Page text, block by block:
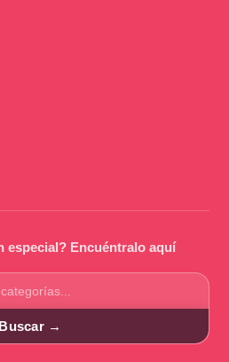
especial? Encuéntralo aquí
Buscar →